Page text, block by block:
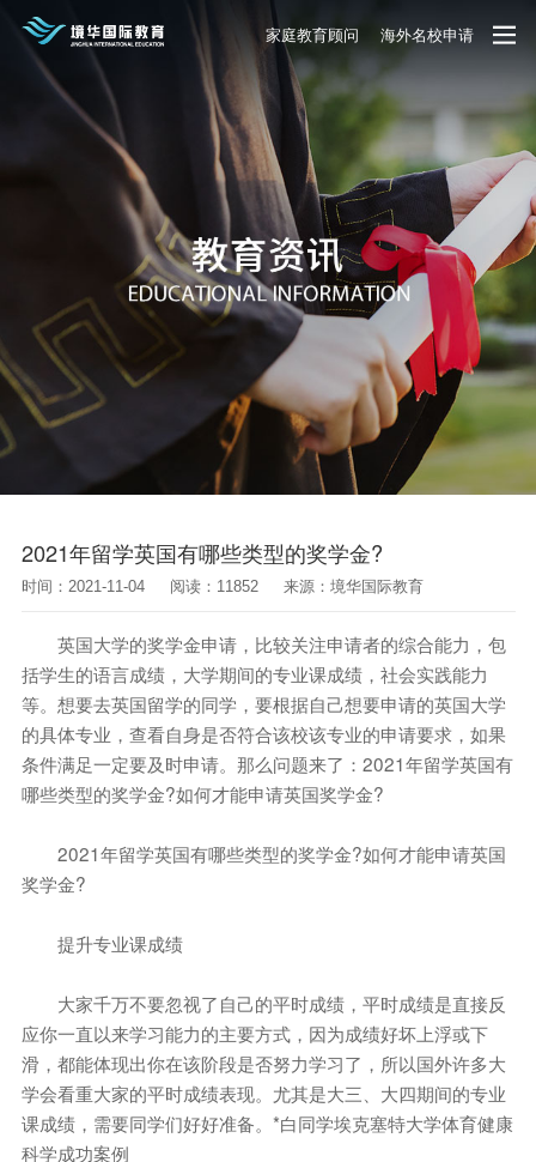
家庭教育顾问 海外名校申请
2021年留学英国有哪些类型的奖学金?
时间：2021-11-04 阅读：11852 来源：境华国际教育
英国大学的奖学金申请，比较关注申请者的综合能力，包
括学生的语言成绩，大学期间的专业课成绩，社会实践能力
等。想要去英国留学的同学，要根据自己想要申请的英国大学
的具体专业，查看自身是否符合该校该专业的申请要求，如果
条件满足一定要及时申请。那么问题来了：2021年留学英国有
哪些类型的奖学金?如何才能申请英国奖学金?
2021年留学英国有哪些类型的奖学金?如何才能申请英国
奖学金?
提升专业课成绩
大家千万不要忽视了自己的平时成绩，平时成绩是直接反
应你一直以来学习能力的主要方式，因为成绩好坏上浮或下
滑，都能体现出你在该阶段是否努力学习了，所以国外许多大
学会看重大家的平时成绩表现。尤其是大三、大四期间的专业
课成绩，需要同学们好好准备。*白同学埃克塞特大学体育健康
科学成功案例